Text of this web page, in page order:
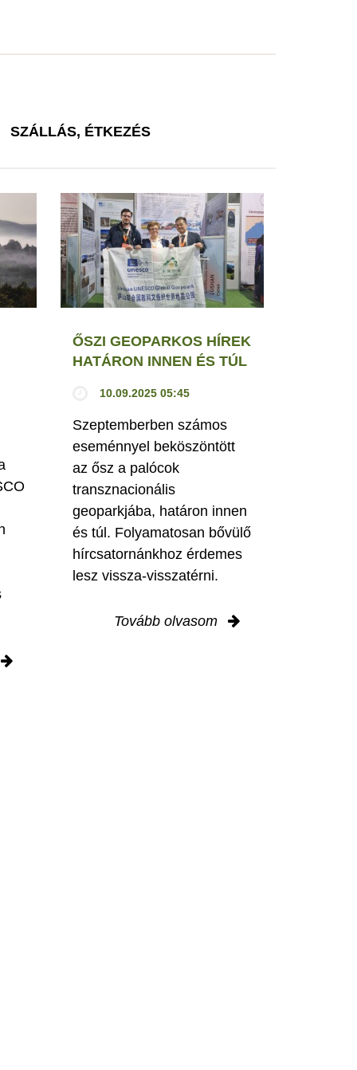
SZÁLLÁS, ÉTKEZÉS
ŐSZI GEOPARKOS HÍREK
HATÁRON INNEN ÉS TÚL
10.09.2025 05:45
Szeptemberben számos
eseménnyel beköszöntött
az ősz a palócok
transznacionális
geoparkjába, határon innen
és túl. Folyamatosan bővülő
hírcsatornánkhoz érdemes
lesz vissza-visszatérni.
Tovább olvasom